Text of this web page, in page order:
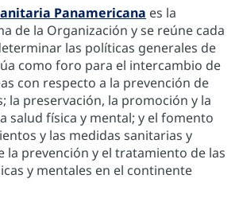
Panamericana es la
de la Organización y se reúne cada
las políticas generales de
como foro para el intercambio de
con respecto a la prevención de
la preservación, la promoción y la
salud física y mental; y el fomento
y las medidas sanitarias y
la prevención y el tratamiento de las
y mentales en el continente